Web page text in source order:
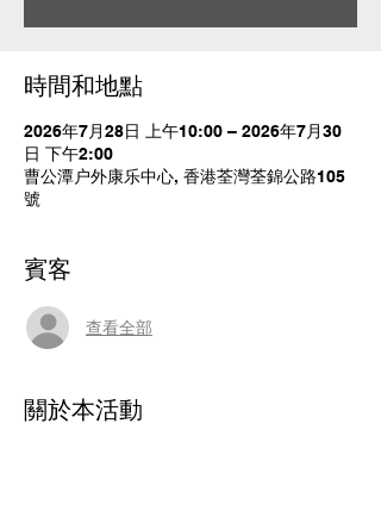
時間和地點
2026年7月28日 上午10:00 – 2026年7月30
日 下午2:00
曹公潭户外康乐中心, 香港荃灣荃錦公路105
號
賓客
查看全部
關於本活動